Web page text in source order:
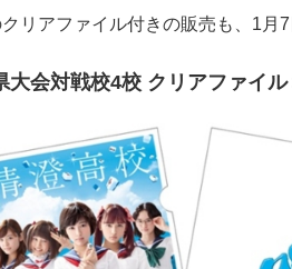
リアファイル付きの販売も、1月
大会対戦校4校 クリアファイル